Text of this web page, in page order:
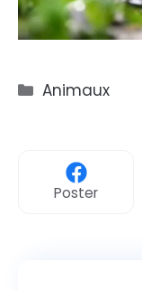
Catégories
Animaux
Poster